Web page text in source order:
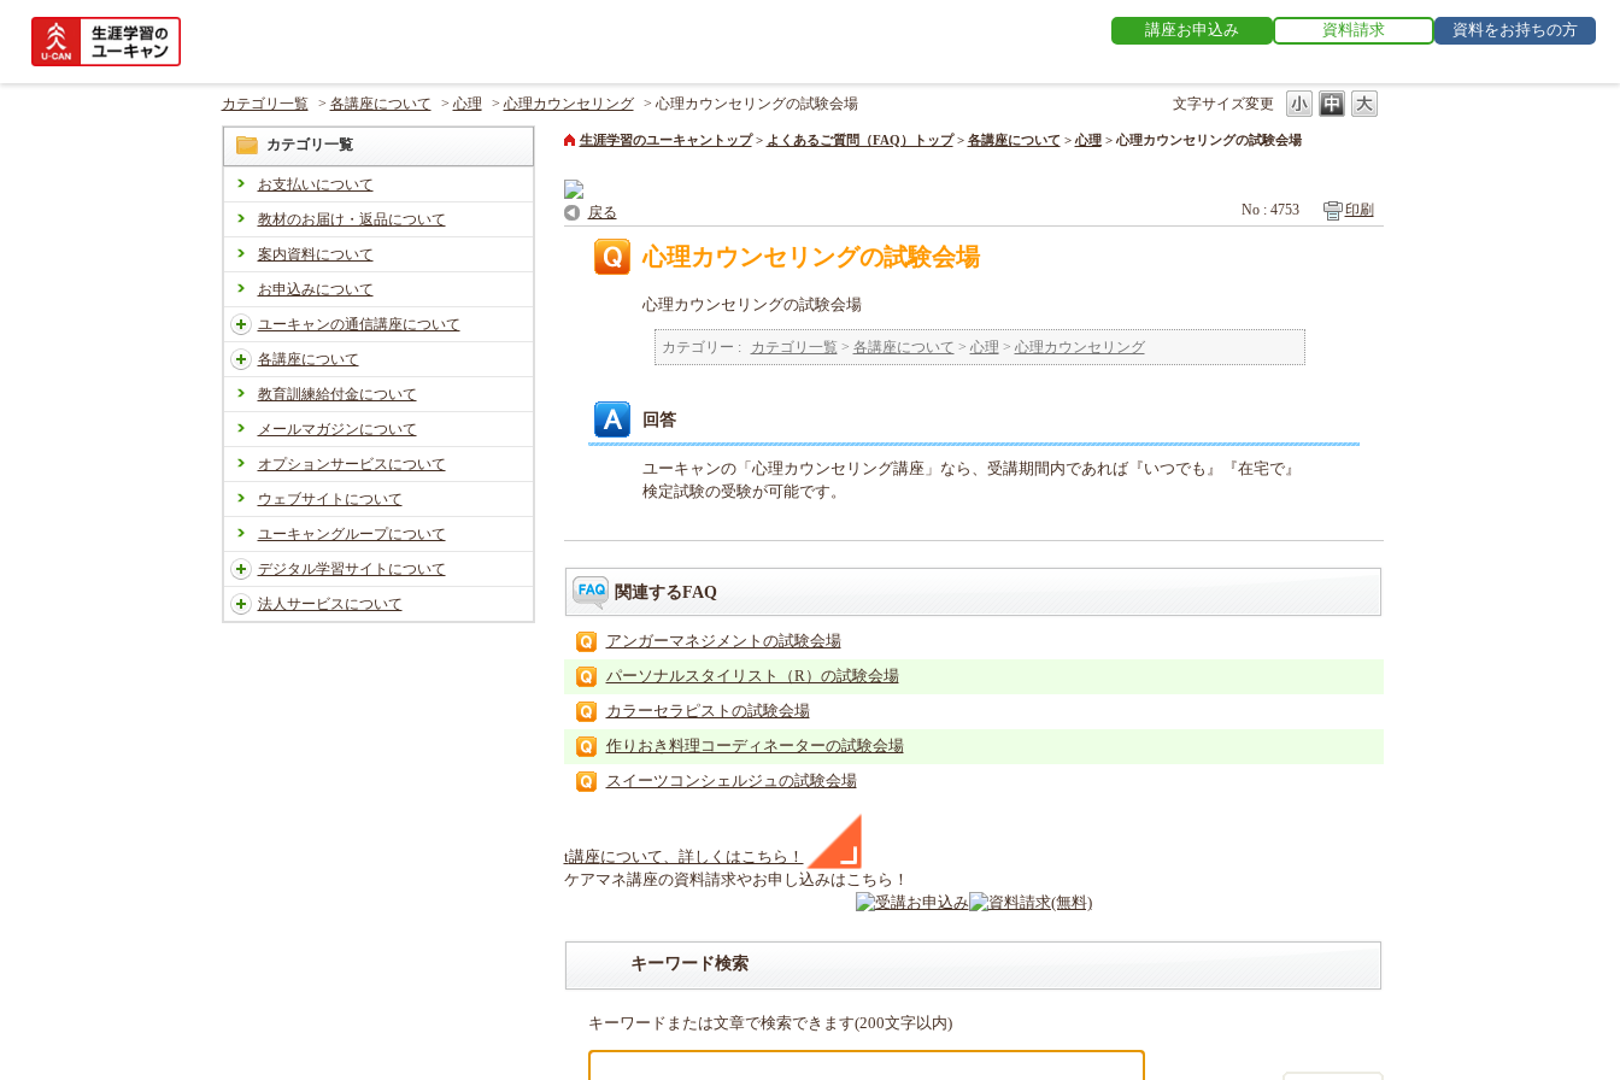
講座お申込み 資料請求 資料をお持ちの方
文字サイズ変更
カテゴリ一覧 > 各講座について > 心理 > 心理カウンセリング > 心理カウンセリングの試験会場
カテゴリ一覧
お支払いについて
教材のお届け・返品について
案内資料について
お申込みについて
ユーキャンの通信講座について
各講座について
教育訓練給付金について
メールマガジンについて
オプションサービスについて
ウェブサイトについて
ユーキャングループについて
デジタル学習サイトについて
法人サービスについて
生涯学習のユーキャントップ > よくあるご質問（FAQ）トップ > 各講座について > 心理 > 心理カウンセリングの試験会場
戻る No : 4753 印刷
心理カウンセリングの試験会場
心理カウンセリングの試験会場
カテゴリー : カテゴリ一覧 > 各講座について > 心理 > 心理カウンセリング
回答
ユーキャンの「心理カウンセリング講座」なら、受講期間内であれば『いつでも』『在宅で』
検定試験の受験が可能です。
関連するFAQ
アンガーマネジメントの試験会場
パーソナルスタイリスト（R）の試験会場
カラーセラピストの試験会場
作りおき料理コーディネーターの試験会場
スイーツコンシェルジュの試験会場
t講座について、詳しくはこちら！
ケアマネ講座の資料請求やお申し込みはこちら！
キーワード検索
キーワードまたは文章で検索できます(200文字以内)